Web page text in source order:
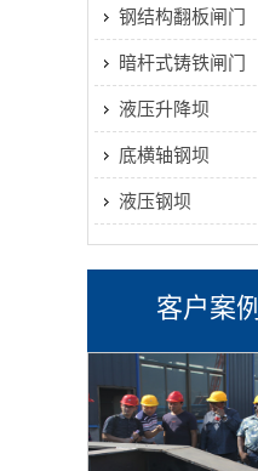
钢结构翻板闸门
暗杆式铸铁闸门
液压升降坝
底横轴钢坝
液压钢坝
客户案例